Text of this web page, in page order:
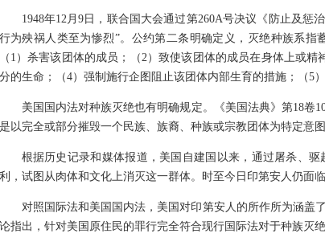
1948年12月9日，联合国大会通过第260A号决议《防止及惩
行为殃祸人类至为惨烈”。公约第二条明确定义，灭绝种族系
（1）杀害该团体的成员；（2）致使该团体的成员在身体上或
分的生命；（4）强制施行企图阻止该团体内部生育的措施；（5
美国国内法对种族灭绝也有明确规定。《美国法典》第18卷
是以完全或部分摧毁一个民族、族裔、种族或宗教团体为特定意
根据历史记录和媒体报道，美国自建国以来，通过屠杀、
利，试图从肉体和文化上消灭这一群体。时至今日印第安人仍面临
对照国际法和美国国内法，美国对印第安人的所作所为涵盖
论指出，针对美国原住民的罪行完全符合现行国际法对于种族灭绝